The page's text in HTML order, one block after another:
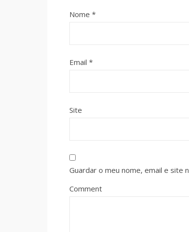
Nome *
Email *
Site
Guardar o meu nome, email e site
Comment